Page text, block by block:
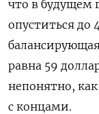
что в будущем
опуститься до
равна 59
непонятно,
с концами.